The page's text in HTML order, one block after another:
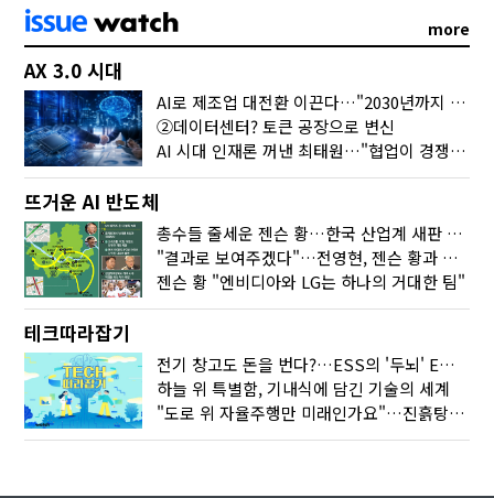
more
AX 3.0 시대
AI로 제조업 대전환 이끈다…"2030년까지 민관합동 20조 투자"
②데이터센터? 토큰 공장으로 변신
AI 시대 인재론 꺼낸 최태원…"협업이 경쟁력"
뜨거운 AI 반도체
총수들 줄세운 젠슨 황…한국 산업계 새판 짰다
"결과로 보여주겠다"…전영현, 젠슨 황과 HBM5 논의
젠슨 황 "엔비디아와 LG는 하나의 거대한 팀"
테크따라잡기
전기 창고도 돈을 번다?…ESS의 '두뇌' EMO가 뭐길래
하늘 위 특별함, 기내식에 담긴 기술의 세계
"도로 위 자율주행만 미래인가요"…진흙탕서 길 내는 HD현대 AI 기술